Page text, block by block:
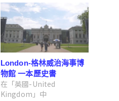
London-格林威治海事博
物館 一本歷史書
在「英國-United
Kingdom」中